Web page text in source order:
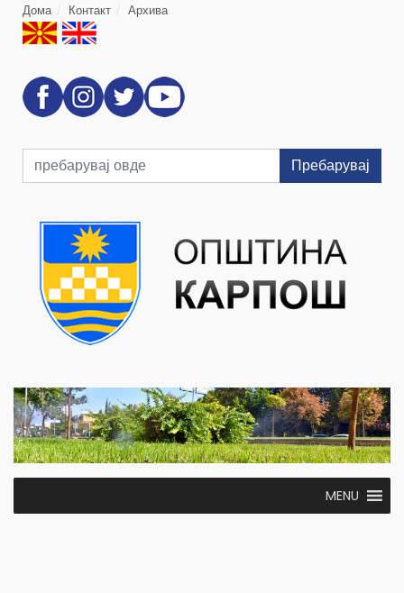
Дома Контакт Архива
Пребарувај
MENU